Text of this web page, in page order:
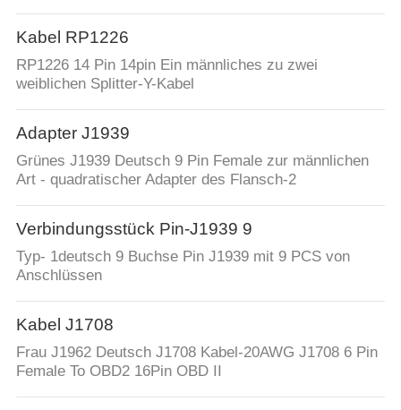
Kabel RP1226
RP1226 14 Pin 14pin Ein männliches zu zwei
weiblichen Splitter-Y-Kabel
Adapter J1939
Grünes J1939 Deutsch 9 Pin Female zur männlichen
Art - quadratischer Adapter des Flansch-2
Verbindungsstück Pin-J1939 9
Typ- 1deutsch 9 Buchse Pin J1939 mit 9 PCS von
Anschlüssen
Kabel J1708
Frau J1962 Deutsch J1708 Kabel-20AWG J1708 6 Pin
Female To OBD2 16Pin OBD II